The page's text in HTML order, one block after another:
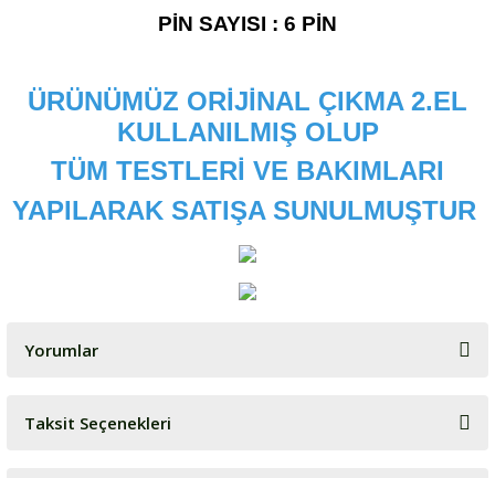
PİN SAYISI : 6 PİN
ÜRÜNÜMÜZ ORİJİNAL ÇIKMA 2.EL
KULLANILMIŞ OLUP
TÜM TESTLERİ VE BAKIMLARI
YAPILARAK SATIŞA SUNULMUŞTUR
Yorumlar
Bu ürüne ilk yorumu siz yapın!
Taksit Seçenekleri